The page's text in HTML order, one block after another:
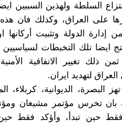
السلطة ولهذين السببين
على العراق، وكذلك فان هذه
إدارة الدولة وتثبيت أركانها
ايضا تلك التخبطات لسياسيين
ذلك تغيير الاتفاقية
لتهديد ايران.
البصرة، الديوانية، كربلاء،
بان تخرس مؤتمر مشيغان
حين تبدأ، وأؤكد فقط حين